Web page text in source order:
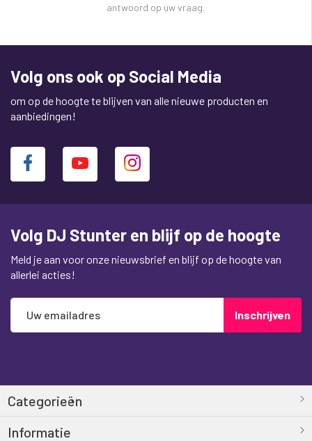
antwoord op uw vraag.
Volg ons ook op Social Media
om op de hoogte te blijven van alle nieuwe producten en
aanbiedingen!
Volg DJ Stunter en blijf op de hoogte
Meld je aan voor onze nieuwsbrief en blijf op de hoogte van
allerlei acties!
Abonneer
op
Inschrijven
Categorieën
Informatie